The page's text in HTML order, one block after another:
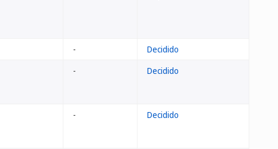
-
Decidido
- Decidido
- Decidido